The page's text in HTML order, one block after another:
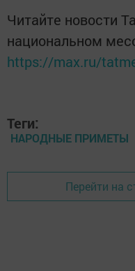
Читайте новости
национальном
https://max.ru/
Теги:
НАРОДНЫЕ ПРИМЕТЫ
Перейти на